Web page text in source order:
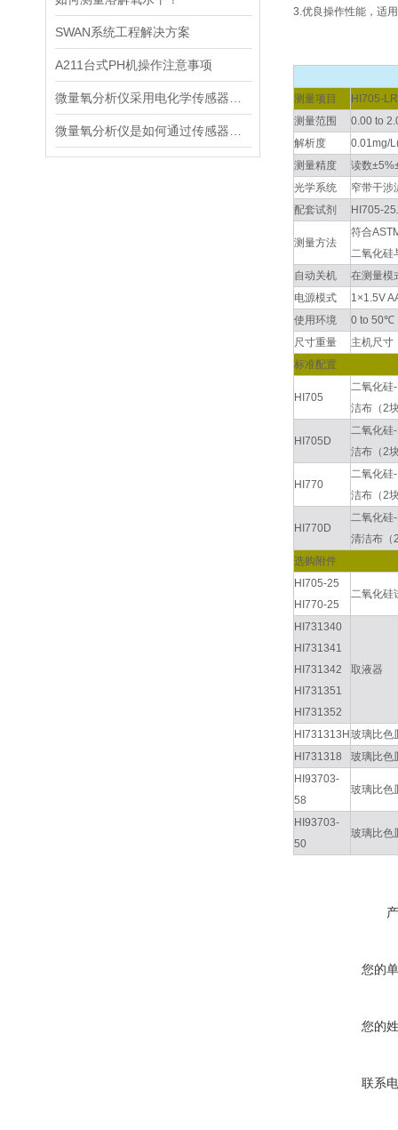
SWAN系统工程解决方案
A211台式PH机操作注意事项
3.优良操作性能，适
测量项目
HI705-LR
测量范围
0.00 to
解析度
0.01mg/
测量精度
读数
光学系统
窄带干涉
配套试剂
HI705-
测量方法
符合
二氧化硅
自动关机
在测量模
电源模式
1×1.5V
使用环境
0 to 50℃
尺寸重量
主机尺寸
标准配置
HI705
二氧化硅
洁布（2
HI705D
二氧化硅
洁布（2
HI770
二氧化硅
洁布（2
HI770D
二氧化硅
清洁布（
选购附件
HI705-25
HI770-25
二氧化硅
HI731340
HI731341
HI731342
HI731351
HI731352
取液器
HI731313H 玻璃比色
HI731318
玻璃比色
HI93703-
58
玻璃比色
HI93703-
50
玻璃比色
您的
您的
联系